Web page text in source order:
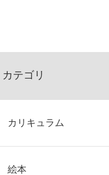
カテゴリ
カリキュラム
絵本